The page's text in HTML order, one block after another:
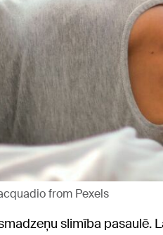
from Pexels
slimība pasaulē.